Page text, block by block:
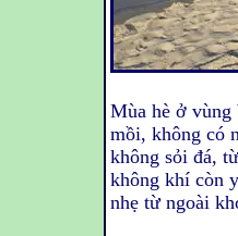
Mùa hè ở vùng
mồi, không có
không sỏi đá,
không khí còn
nhẹ từ ngoài